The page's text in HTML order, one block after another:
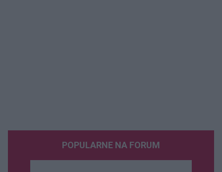
POPULARNE NA FORUM